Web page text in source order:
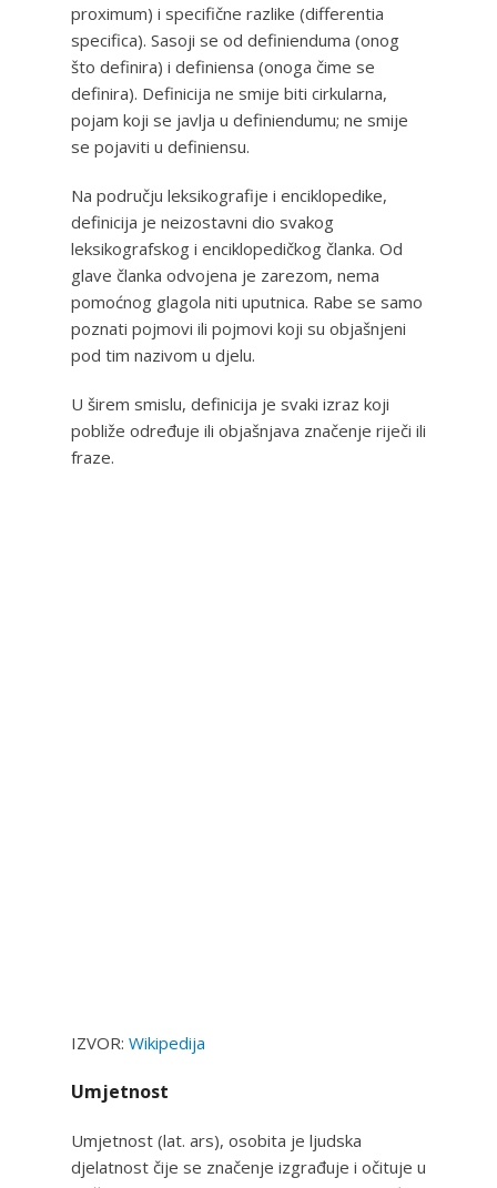
proximum) i specifične razlike (differentia
specifica). Sasoji se od definienduma (onog
što definira) i definiensa (onoga čime se
definira). Definicija ne smije biti cirkularna,
pojam koji se javlja u definiendumu; ne smije
se pojaviti u definiensu.
Na području leksikografije i enciklopedike,
definicija je neizostavni dio svakog
leksikografskog i enciklopedičkog članka. Od
glave članka odvojena je zarezom, nema
pomoćnog glagola niti uputnica. Rabe se samo
poznati pojmovi ili pojmovi koji su objašnjeni
pod tim nazivom u djelu.
U širem smislu, definicija je svaki izraz koji
pobliže određuje ili objašnjava značenje riječi ili
fraze.
IZVOR: Wikipedija
Umjetnost
Umjetnost (lat. ars), osobita je ljudska
djelatnost čije se značenje izgrađuje i očituje u